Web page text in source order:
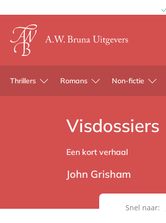
Thrillers Romans Non-fictie
Visdossiers
Een kort verhaal
John Grisham
Snel naar: